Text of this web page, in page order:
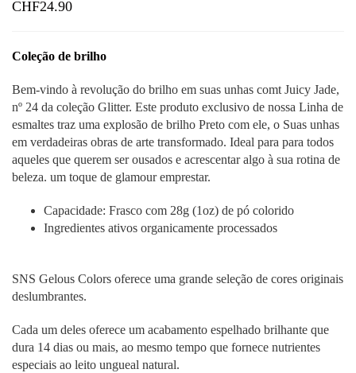
CHF24.90
Coleção de brilho
Bem-vindo à revolução do brilho em suas unhas comt Juicy Jade,
nº 24 da coleção Glitter. Este produto exclusivo de nossa Linha de
esmaltes traz uma explosão de brilho Preto com ele, o Suas unhas
em verdadeiras obras de arte transformado. Ideal para para todos
aqueles que querem ser ousados e acrescentar algo à sua rotina de
beleza. um toque de glamouremprestar.
Capacidade: Frasco com 28g (1oz) de pó colorido
Ingredientes ativos organicamente processados
SNS Gelous Colors oferece uma grande seleção de cores originais
deslumbrantes.
Cada um deles oferece um acabamento espelhado brilhante que
dura 14 dias ou mais, ao mesmo tempo que fornece nutrientes
especiais ao leito ungueal natural.